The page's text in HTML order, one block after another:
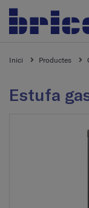
Inici Productes
Estufa